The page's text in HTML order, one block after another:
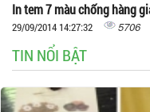
In tem 7 màu chống hàng
29/09/2014 14:27:32 5706
TIN NỔI BẬT